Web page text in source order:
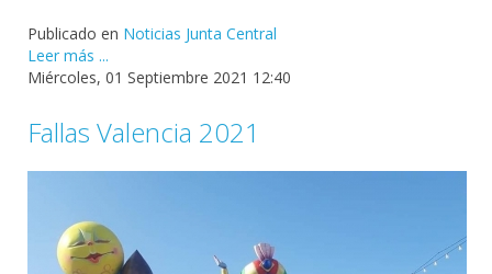
Publicado en Noticias Junta Central
Leer más ...
Miércoles, 01 Septiembre 2021 12:40
Fallas Valencia 2021